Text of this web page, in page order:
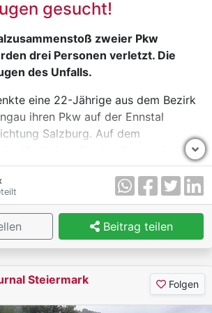
sowie die Polizei Mürzzuschlag
gesucht!
zweier Pkw
drei Personen verletzt. Die
des Unfalls.
eine 22-Jährige aus dem Bezirk
ihren Pkw auf der Ennstal
Salzburg. Auf dem
ihr 19-jähriger Bruder. Etwa auf Höhe
25.8, im Bereich der Zufahrt
Kaibling Bahnen, geriet sie
auf die Gegenfahrbahn und stieß
in Richtung Liezen fahrenden Pkw,
45-Jährigen aus dem Bezirk Liezen.
wurde durch den Anprall
Fahrbahnböschung geschleudert
zehn Meter tiefer gelegenen
B320 zum Stillstand.
Beitrag teilen
Steiermark Folgen